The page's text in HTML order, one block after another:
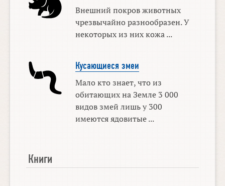
Внешний покров животных
чрезвычайно разнообразен. У
некоторых из них кожа ...
Кусающиеся змеи
Мало кто знает, что из
обитающих на Земле 3 000
видов змей лишь у 300
имеются ядовитые ...
Книги